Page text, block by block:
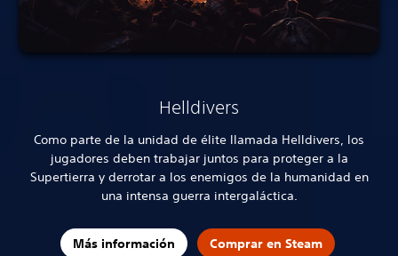
Helldivers
Como parte de la unidad de élite llamada Helldivers, los
jugadores deben trabajar juntos para proteger a la
Supertierra y derrotar a los enemigos de la humanidad en
una intensa guerra intergaláctica.
Más información Comprar en Steam